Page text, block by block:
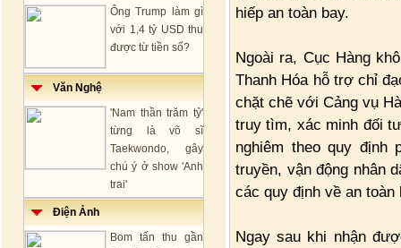
Ông Trump làm gì
với 1,4 tỷ USD thu
được từ tiền số?
Văn Nghệ
'Nam thần trăm tỷ'
từng là võ sĩ
Taekwondo, gây
chú ý ở show 'Anh
trai'
Điện Ảnh
Bom tấn thu gần
hiếp an toàn bay.
Ngoài ra, Cục Hàng
Thanh Hóa hỗ trợ chỉ
chặt chẽ với Cảng vụ
truy tìm, xác minh đối
nghiêm theo quy định
truyền, vận động nhân
các quy định về an toàn
Ngay sau khi nhận